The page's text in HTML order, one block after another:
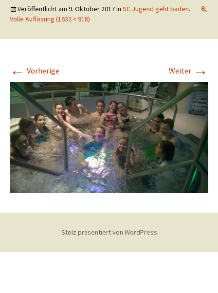
Veröffentlicht am 9. Oktober 2017in SC Jugend geht baden.
Volle Auflösung (1632 × 918)
← Vorherige Weiter →
Stolz präsentiert von WordPress